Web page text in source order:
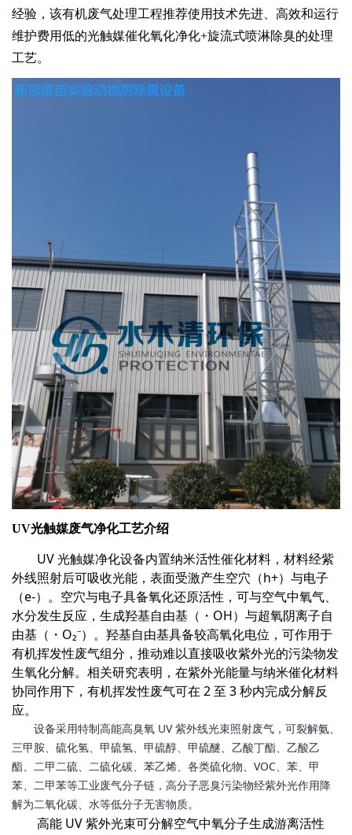
经验，该有机废气处理工程推荐使用技术先进、高效和运行
维护费用低的光触媒催化氧化净化+旋流式喷淋除臭的处理
工艺。
UV光触媒废气净化工艺介绍
UV 光触媒净化设备内置纳米活性催化材料，材料经紫
外线照射后可吸收光能，表面受激产生空穴（h+）与电子
（e-）。空穴与电子具备氧化还原活性，可与空气中氧气、
水分发生反应，生成羟基自由基（・OH）与超氧阴离子自
由基（・O₂⁻）。羟基自由基具备较高氧化电位，可作用于
有机挥发性废气组分，推动难以直接吸收紫外光的污染物发
生氧化分解。相关研究表明，在紫外光能量与纳米催化材料
协同作用下，有机挥发性废气可在 2 至 3 秒内完成分解反
应。
设备采用特制高能高臭氧 UV 紫外线光束照射废气，可裂解氨、
三甲胺、硫化氢、甲硫氢、甲硫醇、甲硫醚、乙酸丁酯、乙酸乙
酯、二甲二硫、二硫化碳、苯乙烯、各类硫化物、VOC、苯、甲
苯、二甲苯等工业废气分子链，高分子恶臭污染物经紫外光作用降
解为二氧化碳、水等低分子无害物质。
高能 UV 紫外光束可分解空气中氧分子生成游离活性